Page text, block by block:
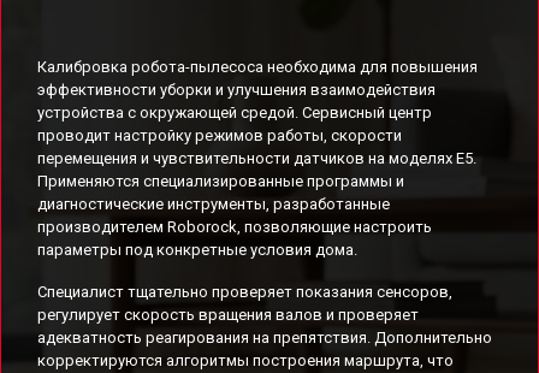
Калибровка робота-пылесоса необходима для повышения
эффективности уборки и улучшения взаимодействия
устройства с окружающей средой. Сервисный центр
проводит настройку режимов работы, скорости
перемещения и чувствительности датчиков на моделях E5.
Применяются специализированные программы и
диагностические инструменты, разработанные
производителем Roborock, позволяющие настроить
параметры под конкретные условия дома.
Специалист тщательно проверяет показания сенсоров,
регулирует скорость вращения валов и проверяет
адекватность реагирования на препятствия. Дополнительно
корректируются алгоритмы построения маршрута, что